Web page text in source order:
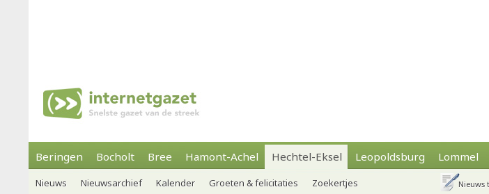
Beringen Bocholt Bree Hamont-Achel Hechtel-Eksel Leopoldsburg Lommel
Nieuws Nieuwsarchief Kalender Groeten & felicitaties Zoekertjes Nieuws